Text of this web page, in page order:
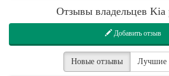
Отзывы владельцев Kia
Добавить отзыв
Новые отзывы Лучшие